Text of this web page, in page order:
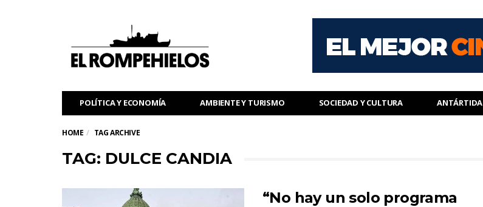
POLÍTICA Y ECONOMÍA AMBIENTE Y TURISMO SOCIEDAD Y CULTURA ANTÁRTIDA
HOME TAG ARCHIVE
TAG: DULCE CANDIA
“No hay un solo programa